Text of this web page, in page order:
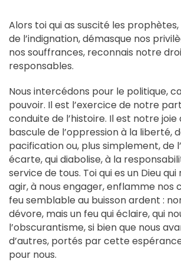
Alors toi qui as suscité les prophètes,
de l’indignation, démasque nos
nos souffrances, reconnais notre
responsables.
Nous intercédons pour le politique,
pouvoir. Il est l’exercice de notre
conduite de l’histoire. Il est notre joie
bascule de l’oppression à la liberté,
pacification ou, plus simplement, de
écarte, qui diabolise, à la
service de tous. Toi qui es un Dieu
agir, à nous engager, enflamme nos
feu semblable au buisson ardent :
dévore, mais un feu qui éclaire, qui
l’obscurantisme, si bien que nous
d’autres, portés par cette
pour nous.